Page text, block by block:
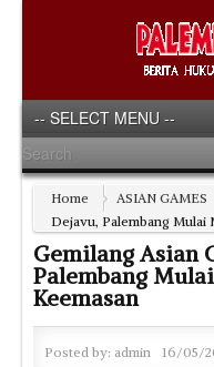
Home ASIAN GAMES
Dejavu, Palembang Mulai
Gemilang Asian
Palembang
Keemasan
Posted by: admin 16/05/